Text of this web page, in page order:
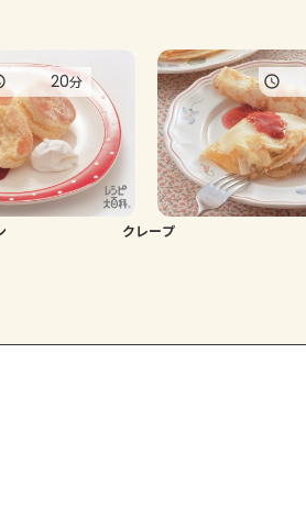
20分
クレープ